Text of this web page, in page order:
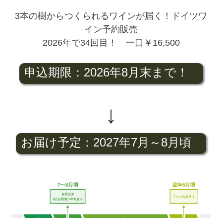
3本の樹からつくられるワインが届く！ドイツワ
イン予約販売
2026年で34回目！ 一口￥16,500
申込期限：2026年8月末まで！
↓
お届け予定：2027年7月～8月頃